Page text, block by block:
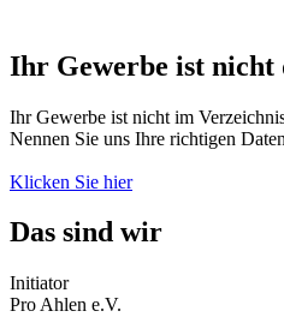
Ihr Gewerbe ist nicht
Ihr Gewerbe ist nicht im
Nennen Sie uns Ihre richtigen
Klicken Sie hier
Das sind wir
Initiator
Pro Ahlen e.V.